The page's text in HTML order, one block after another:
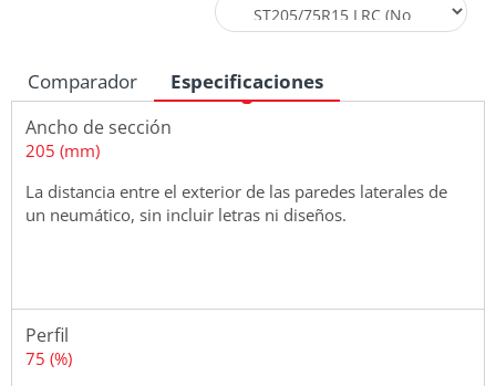
Comparador Especificaciones
Ancho de sección
205 (mm)
La distancia entre el exterior de las paredes laterales de
un neumático, sin incluir letras ni diseños.
Perfil
75 (%)